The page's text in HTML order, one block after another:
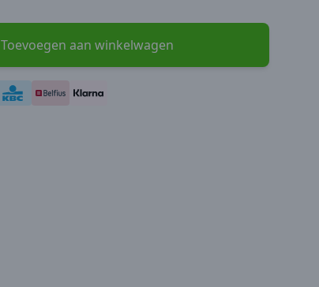
Toevoegen aan winkelwagen